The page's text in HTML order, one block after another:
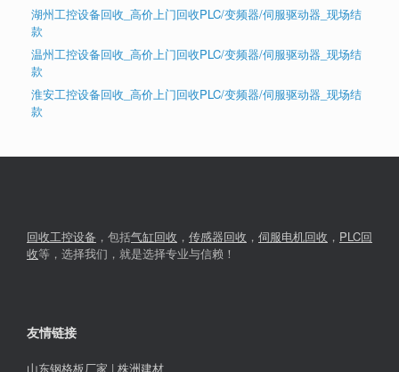
湖州工控设备回收_高价上门回收PLC/变频器/伺服驱动器_现场结
款
温州工控设备回收_高价上门回收PLC/变频器/伺服驱动器_现场结
款
淮安工控设备回收_高价上门回收PLC/变频器/伺服驱动器_现场结
款
回收工控设备 ，包括气缸回收 ， 传感器回收 ， 伺服电机回收 ， PLC回
收等，选择我们，就是选择专业与信赖！
友情链接
山东钢格板厂家 | 株洲建材